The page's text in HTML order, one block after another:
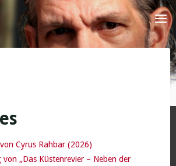
Cyrus Rahbar (2026)
„Das Küstenrevier – Neben der